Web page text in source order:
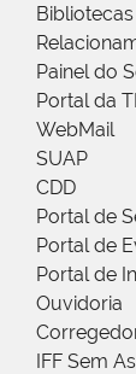
Bibliotecas
Painel do
Portal da
WebMail
SUAP
CDD
Portal de
Portal de
Portal de
Ouvidoria
IFF Sem